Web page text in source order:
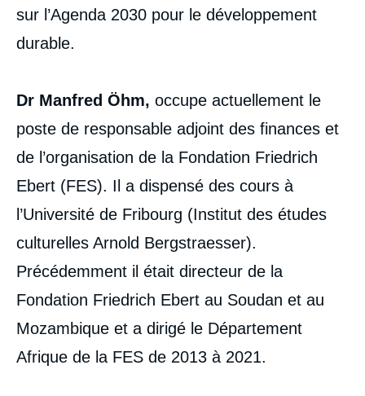
sur l’Agenda 2030 pour le développement
durable.
Dr Manfred Öhm, occupe actuellement le
poste de responsable adjoint des finances et
de l’organisation de la Fondation Friedrich
Ebert (FES). Il a dispensé des cours à
l’Université de Fribourg (Institut des études
culturelles Arnold Bergstraesser).
Précédemment il était directeur de la
Fondation Friedrich Ebert au Soudan et au
Mozambique et a dirigé le Département
Afrique de la FES de 2013 à 2021.
Manfred ÖHM, « La coopération allemande
pour le développement : vers une évolution
géopolitique ? Histoire récente, tendances
actuelles et perspectives d’avenir », Notes,
Copier